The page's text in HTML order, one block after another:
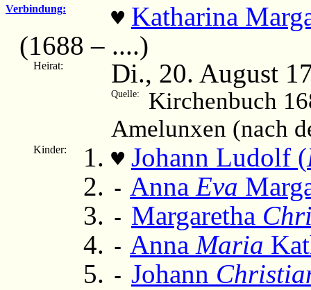
Verbindung: ♥ Katharina
(1688 – ....)
Heirat: Di., 20. August
Quelle:
Kirchenbuch
Amelunxen (nach
Kinder: ♥ Johann Ludolf (
- Anna Eva
- Margaretha
- Anna Maria
- Johann